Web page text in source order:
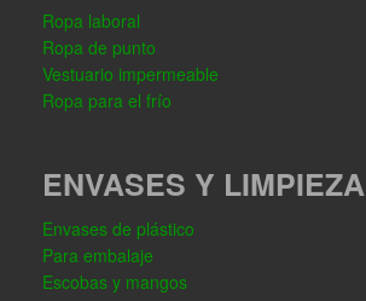
Ropa laboral
Ropa de punto
Vestuario impermeable
Ropa para el frío
ENVASES Y LIMPIEZA
Envases de plástico
Para embalaje
Escobas y mangos